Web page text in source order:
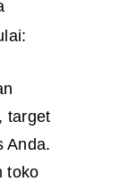
target
Anda.
toko